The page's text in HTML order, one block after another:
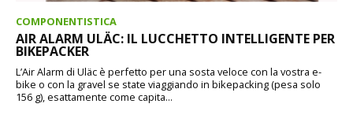
COMPONENTISTICA
AIR ALARM ULÄC: IL LUCCHETTO INTELLIGENTE PER
BIKEPACKER
L’Air Alarm di Uläc è perfetto per una sosta veloce con la vostra e-
bike o con la gravel se state viaggiando in bikepacking (pesa solo
156 g), esattamente come capita...